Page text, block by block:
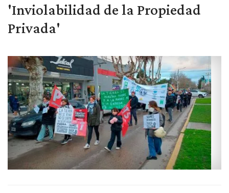
'Inviolabilidad de la Propiedad
Privada'